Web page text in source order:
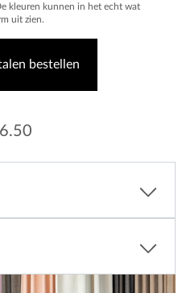
kleuren kunnen in het echt wat
uit zien.
bestellen